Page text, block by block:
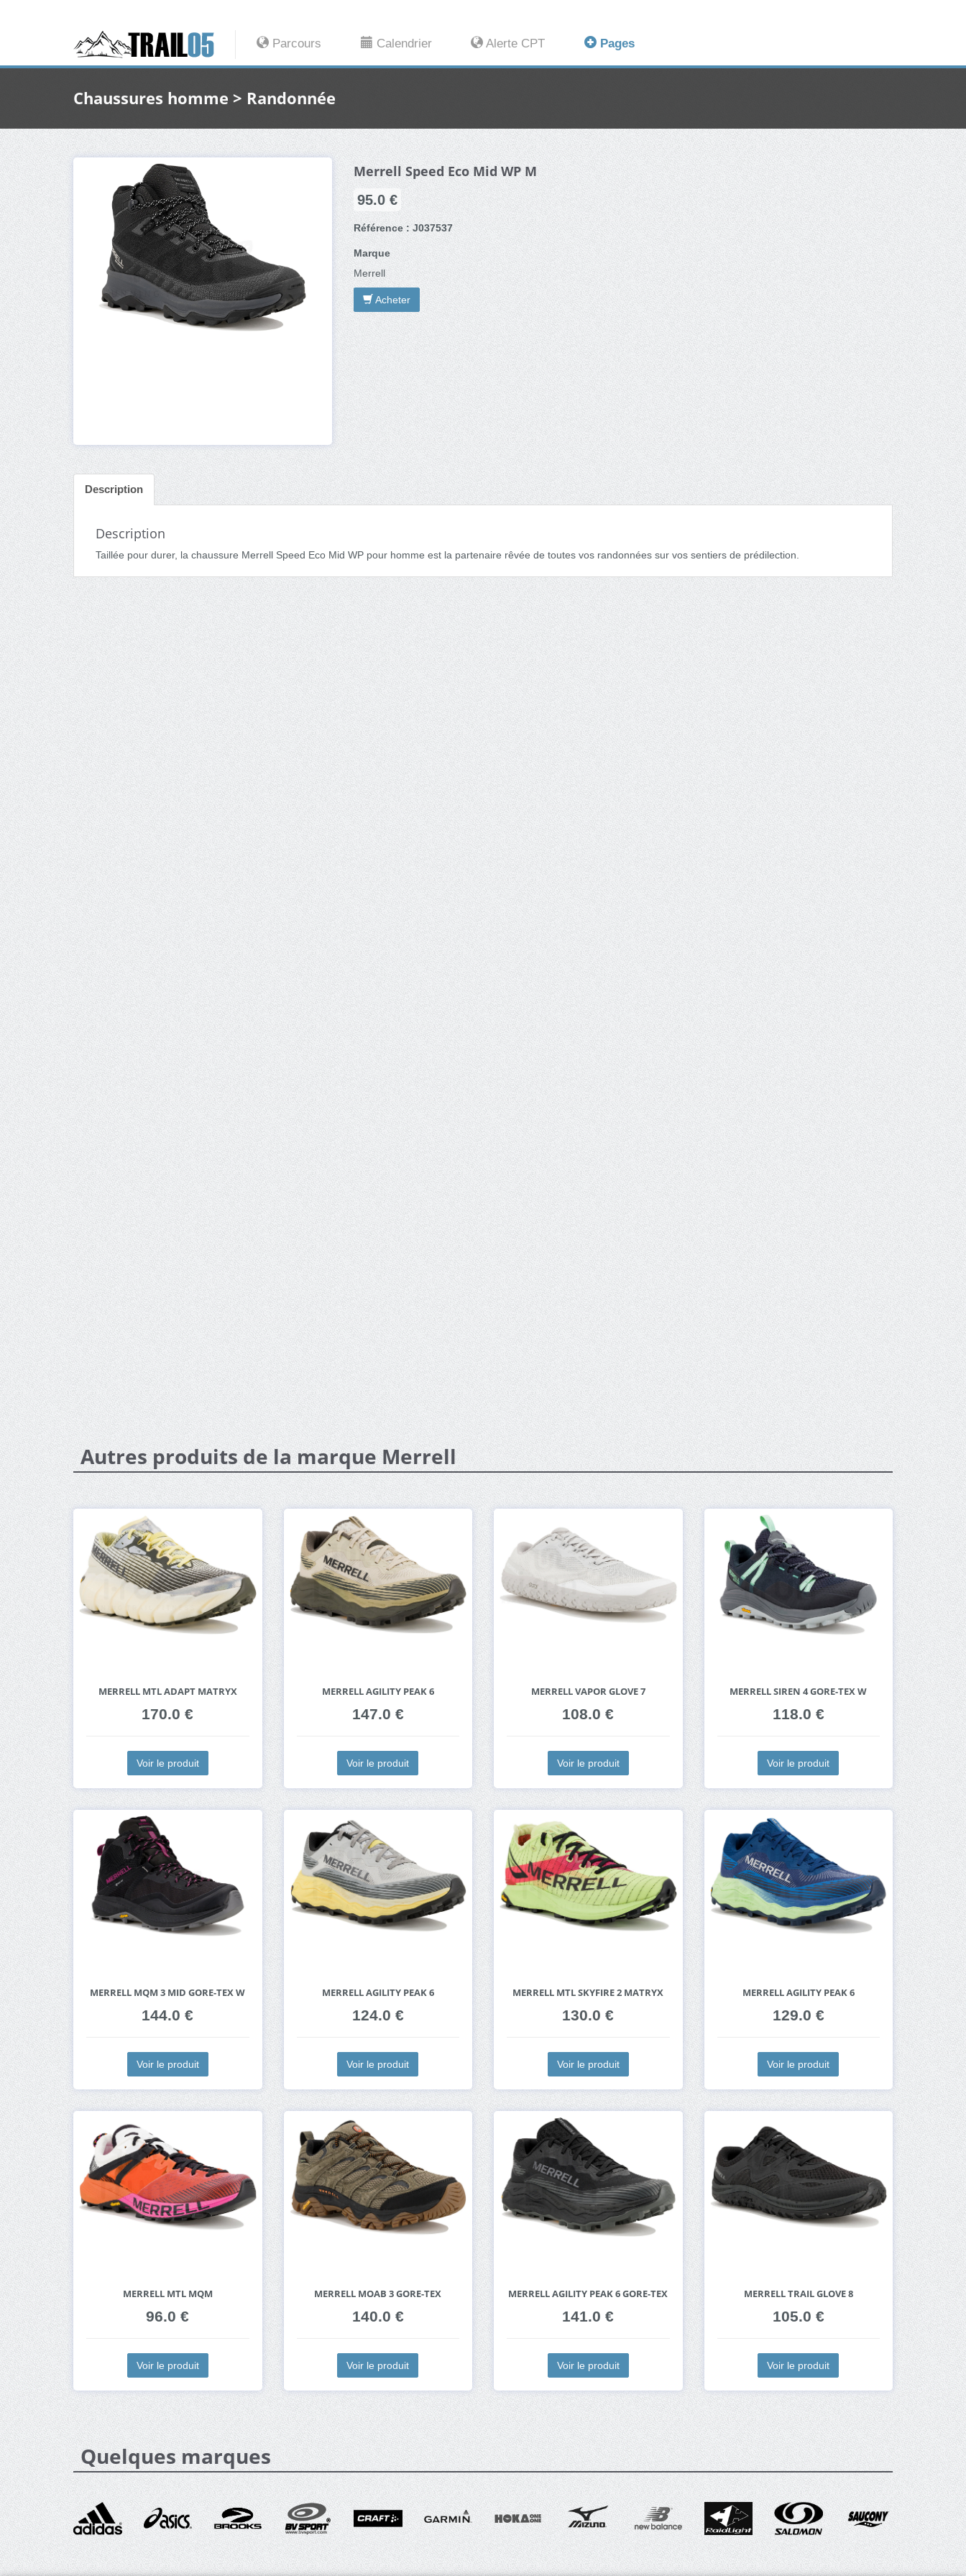
Parcours Calendrier Alerte CPT Pages
Chaussures homme > Randonnée
Merrell Speed Eco Mid WP M
95.0 €
Référence : J037537
Marque
Merrell
Acheter
Description
Description
Taillée pour durer, la chaussure Merrell Speed Eco Mid WP pour homme est la partenaire rêvée de toutes vos randonnées sur vos sentiers de prédilection.
Autres produits de la marque Merrell
MERRELL MTL ADAPT MATRYX
170.0 €
Voir le produit
MERRELL AGILITY PEAK 6
147.0 €
Voir le produit
MERRELL VAPOR GLOVE 7
108.0 €
Voir le produit
MERRELL SIREN 4 GORE-TEX W
118.0 €
Voir le produit
MERRELL MQM 3 MID GORE-TEX W
144.0 €
Voir le produit
MERRELL AGILITY PEAK 6
124.0 €
Voir le produit
MERRELL MTL SKYFIRE 2 MATRYX
130.0 €
Voir le produit
MERRELL AGILITY PEAK 6
129.0 €
Voir le produit
MERRELL MTL MQM
96.0 €
Voir le produit
MERRELL MOAB 3 GORE-TEX
140.0 €
Voir le produit
MERRELL AGILITY PEAK 6 GORE-TEX
141.0 €
Voir le produit
MERRELL TRAIL GLOVE 8
105.0 €
Voir le produit
Quelques marques